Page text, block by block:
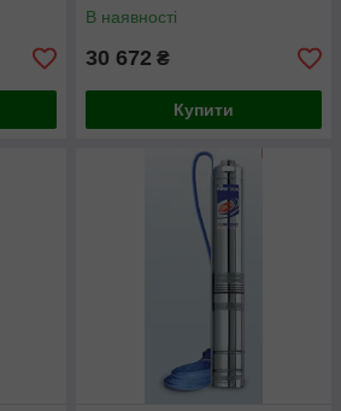
В наявності
30 672 ₴
Купити